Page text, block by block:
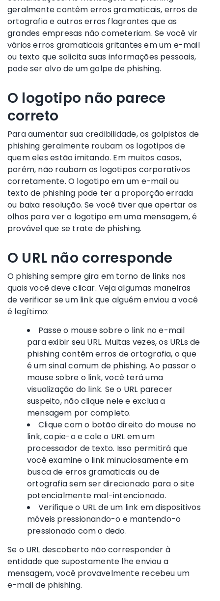
geralmente contêm erros gramaticais, erros de
ortografia e outros erros flagrantes que as
grandes empresas não cometeriam. Se você vir
vários erros gramaticais gritantes em um e-mail
ou texto que solicita suas informações pessoais,
pode ser alvo de um golpe de phishing.
O logotipo não parece
correto
Para aumentar sua credibilidade, os golpistas de
phishing geralmente roubam os logotipos de
quem eles estão imitando. Em muitos casos,
porém, não roubam os logotipos corporativos
corretamente. O logotipo em um e-mail ou
texto de phishing pode ter a proporção errada
ou baixa resolução. Se você tiver que apertar os
olhos para ver o logotipo em uma mensagem, é
provável que se trate de phishing.
O URL não corresponde
O phishing sempre gira em torno de links nos
quais você deve clicar. Veja algumas maneiras
de verificar se um link que alguém enviou a você
é legítimo:
Passe o mouse sobre o link no e-mail
para exibir seu URL. Muitas vezes, os URLs de
phishing contêm erros de ortografia, o que
é um sinal comum de phishing. Ao passar o
mouse sobre o link, você terá uma
visualização do link. Se o URL parecer
suspeito, não clique nele e exclua a
mensagem por completo.
Clique com o botão direito do mouse no
link, copie-o e cole o URL em um
processador de texto. Isso permitirá que
você examine o link minuciosamente em
busca de erros gramaticais ou de
ortografia sem ser direcionado para o site
potencialmente mal-intencionado.
Verifique o URL de um link em dispositivos
móveis pressionando-o e mantendo-o
pressionado com o dedo.
Se o URL descoberto não corresponder à
entidade que supostamente lhe enviou a
mensagem, você provavelmente recebeu um
e-mail de phishing.